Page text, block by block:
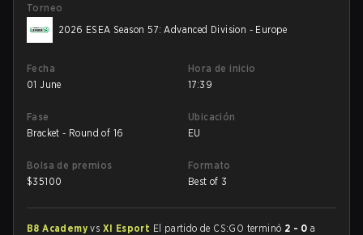
Torneo
2026 ESEA Season 57: Advanced Division - Europe
Fecha
01 June
Hora de inicio
17:39
Fase
Bracket - Round of 16
Ubicación
EU
Bolsa de premios
$35100
Formato
Best of 3
B8 Academyvs XI Esport El partido de CS:GO terminó 2 - 0 a